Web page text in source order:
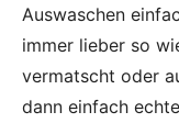
Auswaschen
immer lieber so
vermatscht oder
dann einfach